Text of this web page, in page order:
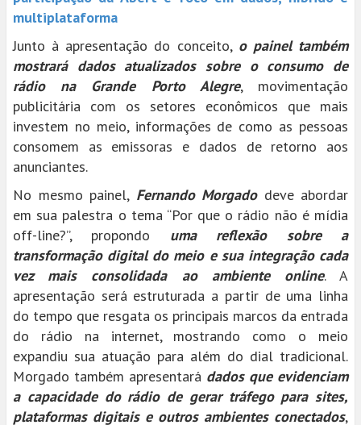
multiplataforma
Junto à apresentação do conceito, o painel também
mostrará dados atualizados sobre o consumo de
rádio na Grande Porto Alegre, movimentação
publicitária com os setores econômicos que mais
investem no meio, informações de como as pessoas
consomem as emissoras e dados de retorno aos
anunciantes.
No mesmo painel, Fernando Morgadodeve abordar
em sua palestra o tema “Por que o rádio não é mídia
off-line?”, propondo uma reflexão sobre a
transformação digital do meio e sua integração cada
vez mais consolidada ao ambiente online. A
apresentação será estruturada a partir de uma linha
do tempo que resgata os principais marcos da entrada
do rádio na internet, mostrando como o meio
expandiu sua atuação para além do dial tradicional.
Morgado também apresentará dados que evidenciam
a capacidade do rádio de gerar tráfego para sites,
plataformas digitais e outros ambientes conectados,